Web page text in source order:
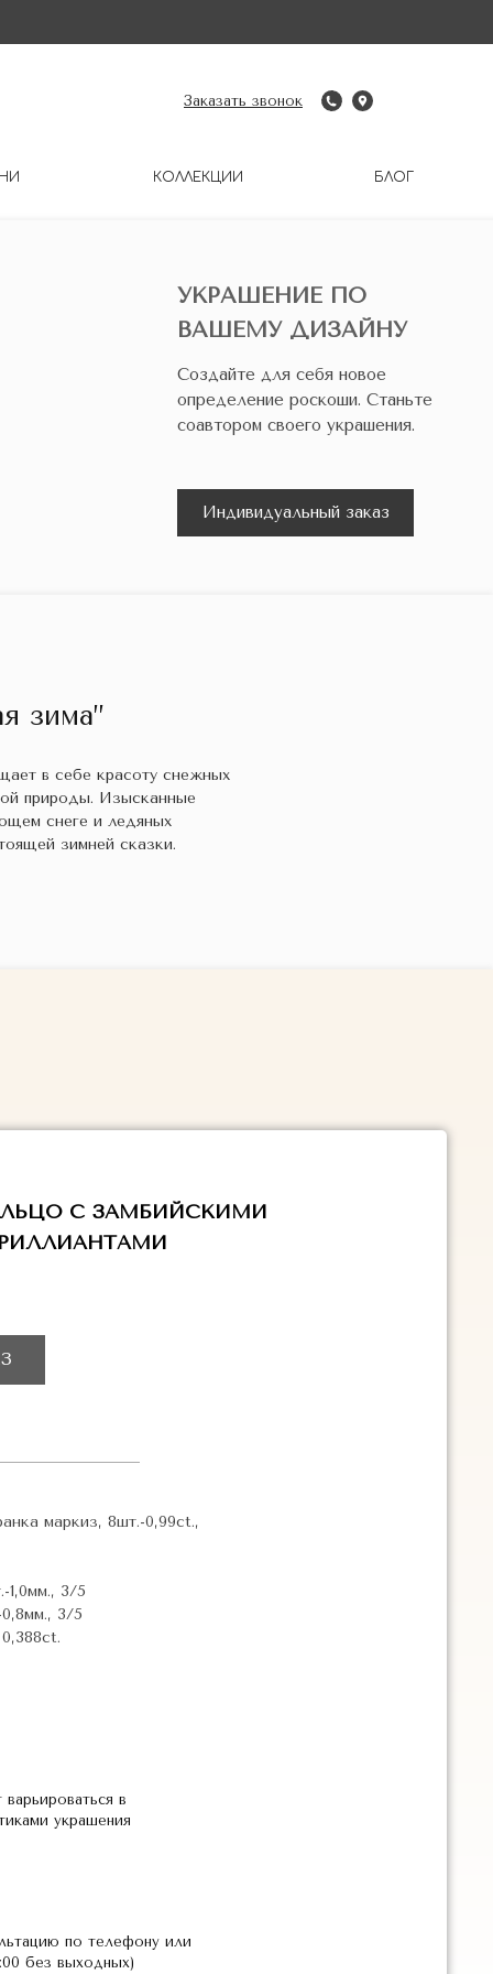
БЛОГ
КОЛЛЕКЦИИ
Заказать звонок
УКРАШЕНИЕ ПО
ВАШЕМУ ДИЗАЙНУ
Создайте для себя новое
определение роскоши. Станьте
соавтором своего украшения.
Индивидуальный заказ
зима”
в себе красоту снежных
природы. Изысканные
снеге и ледяных
зимней сказки.
С ЗАМБИЙСКИМИ
маркиз, 8шт.-0,99ct.,
1,0мм., 3/5
3/5
в
украшения
по телефону или
без выходных)